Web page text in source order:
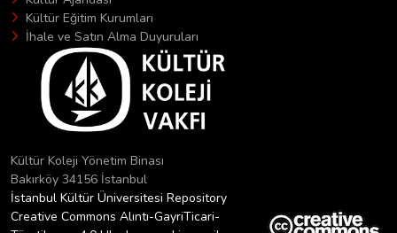
Kültür Eğitim Kurumları
İhale ve Satın Alma Duyuruları
Kültür Koleji Yönetim Binası
Bakırköy 34156 İstanbul
İstanbul Kültür Üniversitesi Repository
Creative Commons Alıntı-GayriTicari-